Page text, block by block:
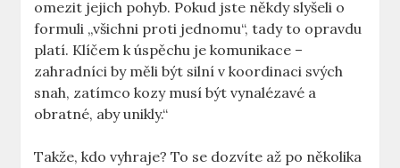
omezit jejich pohyb. Pokud jste někdy slyšeli o
formuli „všichni proti jednomu“, tady to opravdu
platí. Klíčem k úspěchu je komunikace –
zahradníci by měli být silní v koordinaci svých
snah, zatímco kozy musí být vynalézavé a
obratné, aby unikly.“
Takže, kdo vyhraje? To se dozvíte až po několika